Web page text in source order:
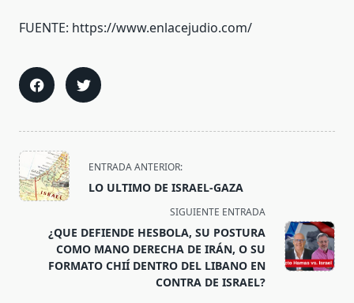
FUENTE: https://www.enlacejudio.com/
<span
class="nav-
subtitle
reader-
text">Página</span>
ENTRADA ANTERIOR:
LO ULTIMO DE ISRAEL-GAZA
SIGUIENTE ENTRADA
¿QUE DEFIENDE HESBOLA, SU POSTURA
COMO MANO DERECHA DE IRÁN, O SU
FORMATO CHIÍ DENTRO DEL LIBANO EN
CONTRA DE ISRAEL?